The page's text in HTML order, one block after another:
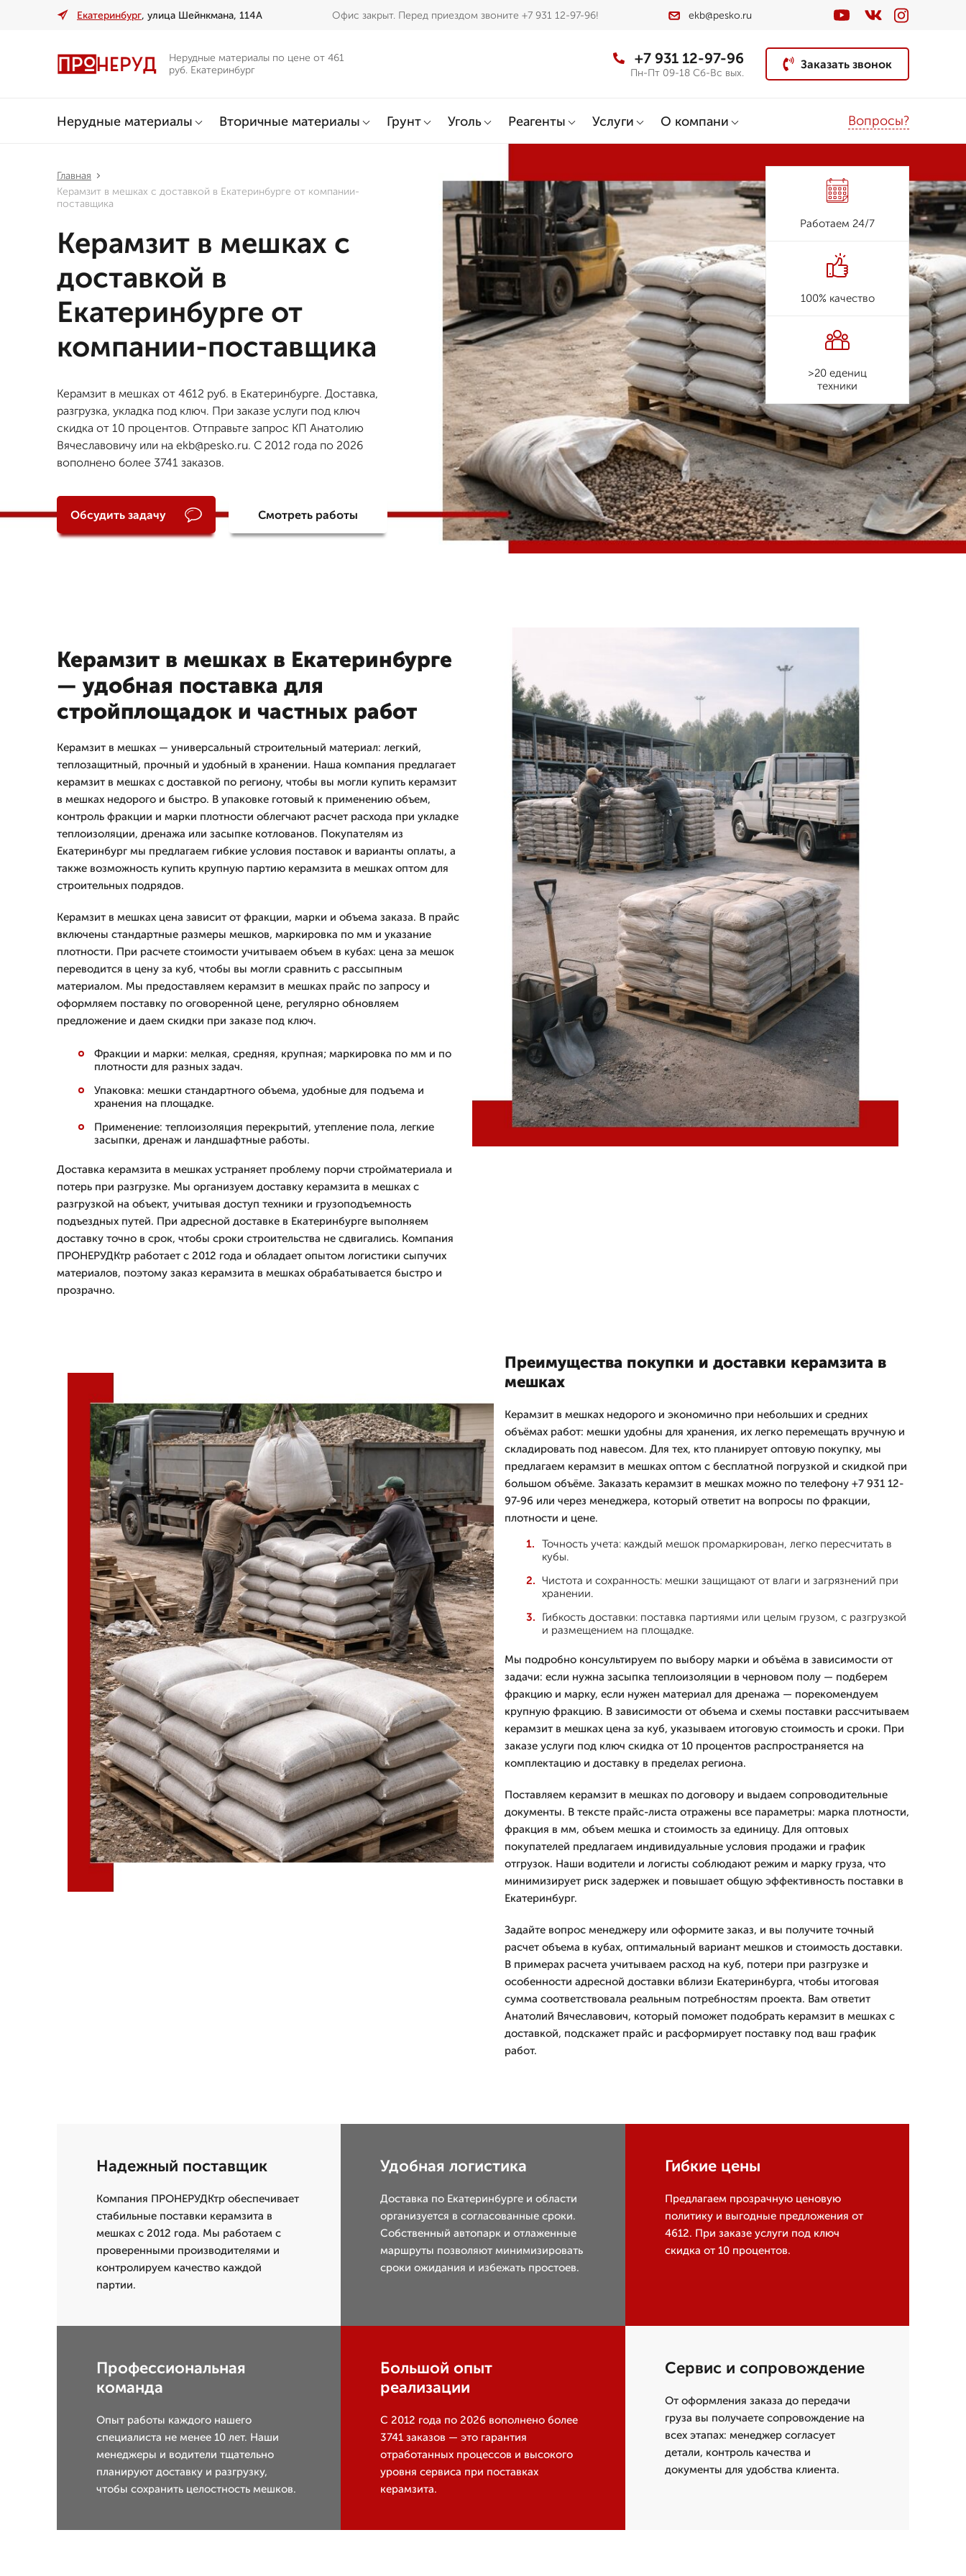
Екатеринбург, улица Шейнкмана, 114А Офис закрыт. Перед приездом звоните +7 931 12-97-96! ekb@pesko.ru
Нерудные материалы по цене от 461
руб. Екатеринбург
+7 931 12-97-96
Пн-Пт 09-18 Сб-Вс вых.
Заказать звонок
Нерудные материалы Вторичные материалы Грунт Уголь Реагенты Услуги О компани Вопросы?
Главная
Керамзит в мешках с доставкой в Екатеринбурге от компании-
поставщика
Керамзит в мешках с
доставкой в
Екатеринбурге от
компании-поставщика
Керамзит в мешках от 4612 руб. в Екатеринбурге. Доставка,
разгрузка, укладка под ключ. При заказе услуги под ключ
скидка от 10 процентов. Отправьте запрос КП Анатолию
Вячеславовичу или на ekb@pesko.ru. С 2012 года по 2026
вополнено более 3741 заказов.
Обсудить задачу Смотреть работы
Работаем 24/7
100% качество
>20 едениц
техники
Керамзит в мешках в Екатеринбурге
— удобная поставка для
стройплощадок и частных работ
Керамзит в мешках — универсальный строительный материал: легкий,
теплозащитный, прочный и удобный в хранении. Наша компания предлагает
керамзит в мешках с доставкой по региону, чтобы вы могли купить керамзит
в мешках недорого и быстро. В упаковке готовый к применению объем,
контроль фракции и марки плотности облегчают расчет расхода при укладке
теплоизоляции, дренажа или засыпке котлованов. Покупателям из
Екатеринбург мы предлагаем гибкие условия поставок и варианты оплаты, а
также возможность купить крупную партию керамзита в мешках оптом для
строительных подрядов.
Керамзит в мешках цена зависит от фракции, марки и объема заказа. В прайс
включены стандартные размеры мешков, маркировка по мм и указание
плотности. При расчете стоимости учитываем объем в кубах: цена за мешок
переводится в цену за куб, чтобы вы могли сравнить с рассыпным
материалом. Мы предоставляем керамзит в мешках прайс по запросу и
оформляем поставку по оговоренной цене, регулярно обновляем
предложение и даем скидки при заказе под ключ.
Фракции и марки: мелкая, средняя, крупная; маркировка по мм и по
плотности для разных задач.
Упаковка: мешки стандартного объема, удобные для подъема и
хранения на площадке.
Применение: теплоизоляция перекрытий, утепление пола, легкие
засыпки, дренаж и ландшафтные работы.
Доставка керамзита в мешках устраняет проблему порчи стройматериала и
потерь при разгрузке. Мы организуем доставку керамзита в мешках с
разгрузкой на объект, учитывая доступ техники и грузоподъемность
подъездных путей. При адресной доставке в Екатеринбурге выполняем
доставку точно в срок, чтобы сроки строительства не сдвигались. Компания
ПРОНЕРУДКтр работает с 2012 года и обладает опытом логистики сыпучих
материалов, поэтому заказ керамзита в мешках обрабатывается быстро и
прозрачно.
Преимущества покупки и доставки керамзита в
мешках
Керамзит в мешках недорого и экономично при небольших и средних
объёмах работ: мешки удобны для хранения, их легко перемещать вручную и
складировать под навесом. Для тех, кто планирует оптовую покупку, мы
предлагаем керамзит в мешках оптом с бесплатной погрузкой и скидкой при
большом объёме. Заказать керамзит в мешках можно по телефону +7 931 12-
97-96 или через менеджера, который ответит на вопросы по фракции,
плотности и цене.
Точность учета: каждый мешок промаркирован, легко пересчитать в
кубы.
Чистота и сохранность: мешки защищают от влаги и загрязнений при
хранении.
Гибкость доставки: поставка партиями или целым грузом, с разгрузкой
и размещением на площадке.
Мы подробно консультируем по выбору марки и объёма в зависимости от
задачи: если нужна засыпка теплоизоляции в черновом полу — подберем
фракцию и марку, если нужен материал для дренажа — порекомендуем
крупную фракцию. В зависимости от объема и схемы поставки рассчитываем
керамзит в мешках цена за куб, указываем итоговую стоимость и сроки. При
заказе услуги под ключ скидка от 10 процентов распространяется на
комплектацию и доставку в пределах региона.
Поставляем керамзит в мешках по договору и выдаем сопроводительные
документы. В тексте прайс-листа отражены все параметры: марка плотности,
фракция в мм, объем мешка и стоимость за единицу. Для оптовых
покупателей предлагаем индивидуальные условия продажи и график
отгрузок. Наши водители и логисты соблюдают режим и марку груза, что
минимизирует риск задержек и повышает общую эффективность поставки в
Екатеринбург.
Задайте вопрос менеджеру или оформите заказ, и вы получите точный
расчет объема в кубах, оптимальный вариант мешков и стоимость доставки.
В примерах расчета учитываем расход на куб, потери при разгрузке и
особенности адресной доставки вблизи Екатеринбурга, чтобы итоговая
сумма соответствовала реальным потребностям проекта. Вам ответит
Анатолий Вячеславович, который поможет подобрать керамзит в мешках с
доставкой, подскажет прайс и расформирует поставку под ваш график
работ.
Надежный поставщик
Компания ПРОНЕРУДКтр обеспечивает
стабильные поставки керамзита в
мешках с 2012 года. Мы работаем с
проверенными производителями и
контролируем качество каждой
партии.
Удобная логистика
Доставка по Екатеринбурге и области
организуется в согласованные сроки.
Собственный автопарк и отлаженные
маршруты позволяют минимизировать
сроки ожидания и избежать простоев.
Гибкие цены
Предлагаем прозрачную ценовую
политику и выгодные предложения от
4612. При заказе услуги под ключ
скидка от 10 процентов.
Профессиональная
команда
Опыт работы каждого нашего
специалиста не менее 10 лет. Наши
менеджеры и водители тщательно
планируют доставку и разгрузку,
чтобы сохранить целостность мешков.
Большой опыт
реализации
С 2012 года по 2026 вополнено более
3741 заказов — это гарантия
отработанных процессов и высокого
уровня сервиса при поставках
керамзита.
Сервис и сопровождение
От оформления заказа до передачи
груза вы получаете сопровождение на
всех этапах: менеджер согласует
детали, контроль качества и
документы для удобства клиента.